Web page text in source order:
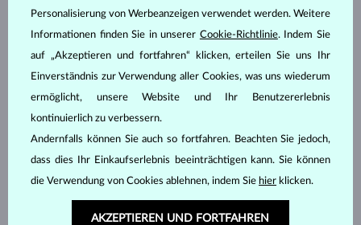
SCHMUCK AUS DEMKLENOTA ATELIER
Personalisierung von Werbeanzeigen verwendet werden. Weitere
Informationen finden Sie in unserer Cookie-Richtlinie. Indem Sie
auf „Akzeptieren und fortfahren“ klicken, erteilen Sie uns Ihr
Einverständnis zur Verwendung aller Cookies, was uns wiederum
ermöglicht, unsere Website und Ihr Benutzererlebnis
kontinuierlich zu verbessern.
Andernfalls können Sie auch so fortfahren. Beachten Sie jedoch,
dass dies Ihr Einkaufserlebnis beeinträchtigen kann. Sie können
die Verwendung von Cookies ablehnen, indem Sie hier klicken.
AKZEPTIEREN UND FORTFAHREN